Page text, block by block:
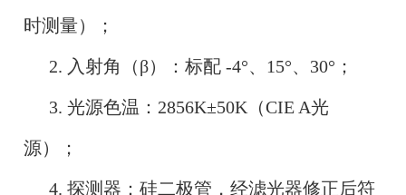
时测量）；
2. 入射角（β）：标配 -4°、15°、30°；
3. 光源色温：2856K±50K（CIE A光
源）；
4. 探测器：硅二极管，经滤光器修正后符